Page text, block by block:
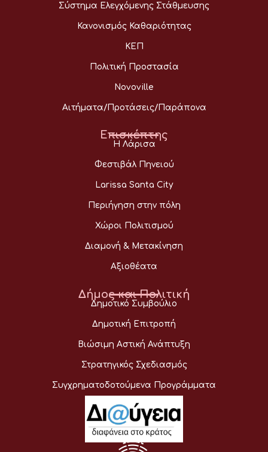
Σύστημα Ελεγχόμενης Στάθμευσης
Κανονισμός Καθαριότητας
ΚΕΠ
Πολιτική Προστασία
Novoville
Αιτήματα/Προτάσεις/Παράπονα
Επισκέπτης
Η Λάρισα
Φεστιβάλ Πηνειού
Larissa Santa City
Περιήγηση στην πόλη
Χώροι Πολιτισμού
Διαμονή & Μετακίνηση
Αξιοθέατα
Δήμος και Πολιτική
Δημοτικό Συμβούλιο
Δημοτική Επιτροπή
Βιώσιμη Αστική Ανάπτυξη
Στρατηγικός Σχεδιασμός
Συγχρηματοδοτούμενα Προγράμματα